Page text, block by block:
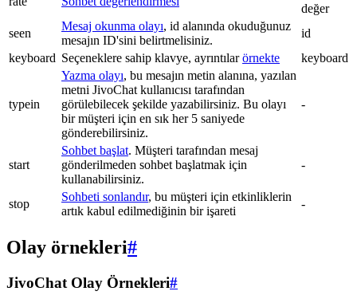
değer
seen
Mesaj okunma olayı, id alanında okuduğunuz
mesajın ID'sini belirtmelisiniz.
id
keyboard Seçeneklere sahip klavye, ayrıntılarörnekte keyboard
typein
Yazma olayı, bu mesajın metin alanına, yazılan
metni JivoChat kullanıcısı tarafından
görülebilecek şekilde yazabilirsiniz. Bu olayı
bir müşteri için en sık her 5 saniyede
gönderebilirsiniz.
-
start
Sohbet başlat. Müşteri tarafından mesaj
gönderilmeden sohbet başlatmak için
kullanabilirsiniz.
-
stop
Sohbeti sonlandır, bu müşteri için etkinliklerin
artık kabul edilmediğinin bir işareti
-
Olay örnekleri#
JivoChat Olay Örnekleri#